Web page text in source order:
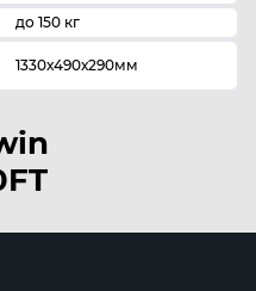
до 150 кг
1330х490х290мм